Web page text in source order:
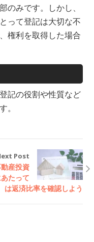
のみです。しかし、
って登記は大切な不
権利を取得した場合
記の役割や性質など
。
Post
産投資
たって
は返済比率を確認しよう